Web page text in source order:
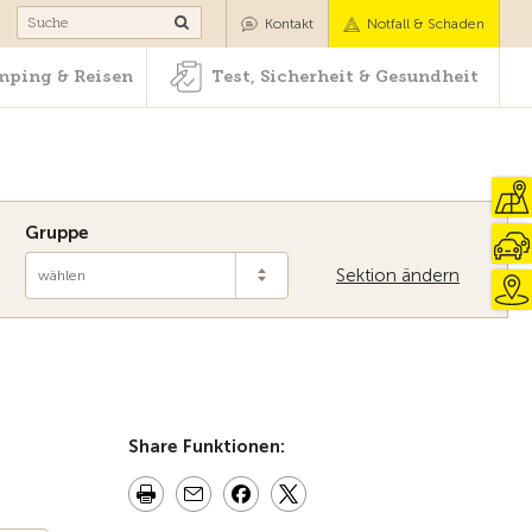
& Reisen Test, Sicherheit & Gesundheit
Kontakt Notfall & Schaden
& Reisen Test, Sicherheit & Gesundheit
Sektion ändern
Gruppe
wählen
Share Funktionen: